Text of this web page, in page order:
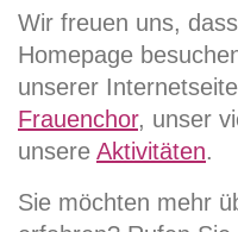
Wir freuen uns,
Homepage
unserer
Frauenchor, unser
unsere Aktivitäten.
Sie möchten mehr